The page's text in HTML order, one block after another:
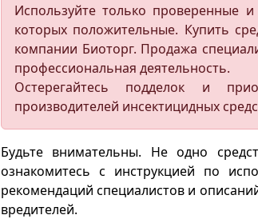
Используйте только проверенные
которых положительные. Купить
компании Биоторг. Продажа
профессиональная деятельность.
Остерегайтесь подделок и
производителей инсектицидных
Будьте внимательны. Не одно
ознакомитесь с инструкцией по
рекомендаций специалистов и
вредителей.